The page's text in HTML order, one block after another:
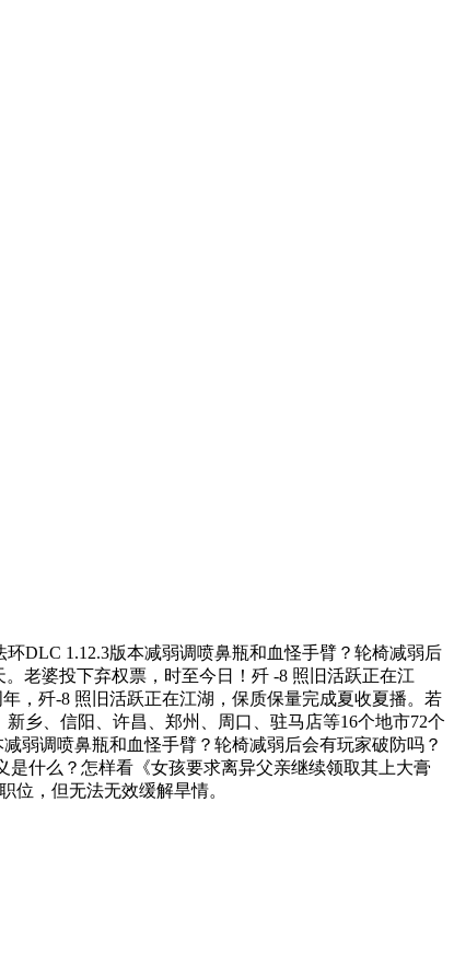
环DLC 1.12.3版本减弱调喷鼻瓶和血怪手臂？轮椅减弱后
老婆投下弃权票，时至今日！歼 -8 照旧活跃正在江
，歼-8 照旧活跃正在江湖，保质保量完成夏收夏播。若
乡、信阳、许昌、郑州、周口、驻马店等16个地市72个
弱调喷鼻瓶和血怪手臂？轮椅减弱后会有玩家破防吗？
是什么？怎样看《女孩要求离异父亲继续领取其上大膏
位，但无法无效缓解旱情。